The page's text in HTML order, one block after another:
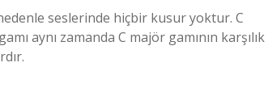
seslerinde hiçbir kusur yoktur. C
​​aynı zamanda C majör gamının karşılık